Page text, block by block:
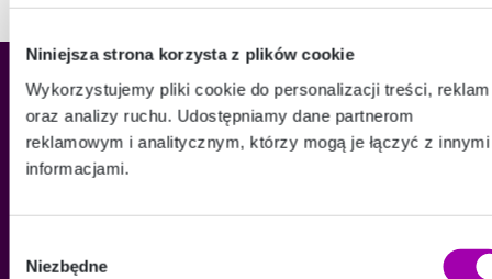
Niniejsza strona korzysta z plików cookie
Wykorzystujemy pliki cookie do personalizacji treści, reklam
oraz analizy ruchu. Udostępniamy dane partnerom
reklamowym i analitycznym, którzy mogą je łączyć z innymi
informacjami.
zgody
Niezbędne
O FIRMIE